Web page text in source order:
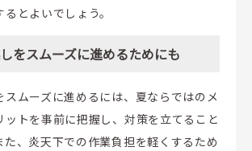
とよいでしょう。
をスムーズに進めるためにも
スムーズに進めるには、夏ならではのメ
ットを事前に把握し、対策を立てること
た、炎天下での作業負担を軽くするため